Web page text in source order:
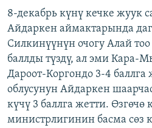
БИЗ ЖАНА ДҮЙНӨ
ДАНИСТЕ
ЭЖЕ-СИҢДИЛЕР
АЗАТТЫК+
ЫҢГАЙСЫЗ СУРООЛОР
Русский
ОНЛАЙН ШЕРИНЕ
8-декабрь күнү кечке жуук
Айдаркен аймактарында
Силкинүүнүн очогу Алай
баллды түздү, ал эми Кара-
Дароот-Коргондо 3-4 баллга
облусунун Айдаркен
күчү 3 баллга жетти. Өзгөчө
министрлигинин басма сөз